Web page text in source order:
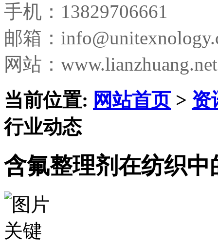
手机：13829706661
邮箱：
网站：www.lianzhuang.net
当前位置: 网站首页> 资
行业动态
含氟整理剂在纺织中